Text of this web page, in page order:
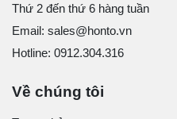
Thứ 2 đến thứ 6 hàng tuần
Email: sales@honto.vn
Hotline: 0912.304.316
Về chúng tôi